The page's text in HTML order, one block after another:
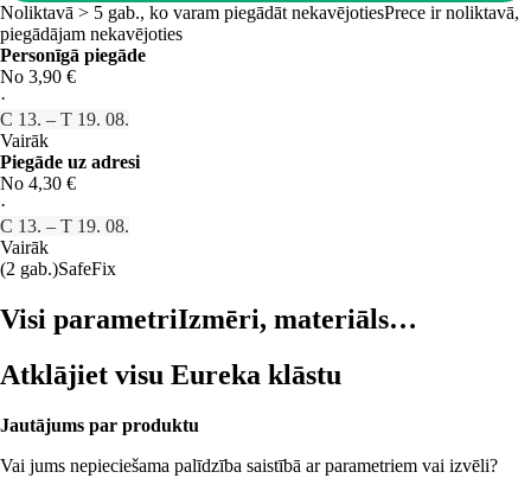
Noliktavā > 5 gab., ko varam piegādāt nekavējotiesPrece ir noliktavā,
piegādājam nekavējoties
Personīgā piegāde
No 3,90 €
·
C 13. – T 19. 08.
Vairāk
Piegāde uz adresi
No 4,30 €
·
C 13. – T 19. 08.
Vairāk
(2 gab.)SafeFix
Visi parametriIzmēri, materiāls…
Atklājiet visu Eureka klāstu
Jautājums par produktu
Vai jums nepieciešama palīdzība saistībā ar parametriem vai izvēli?